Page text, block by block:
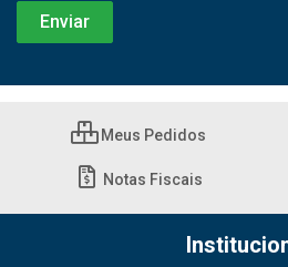
Meus Pedidos
Notas Fiscais